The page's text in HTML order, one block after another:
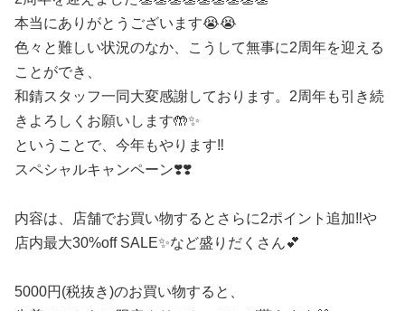
本当にありがとうございます😭😭
色々と難しい状況のなか、こうして無事に2周年を迎える
ことができ、
和錆スタッフ一同大変感謝しております。2周年も引き続
きよろしくお願いします🤲✨
ということで、今年もやります‼️
スペシャルキャンペーン❣️❣️
内容は、店舗でお買い物するとさらに2ポイント追加‼️や
店内最大30%off SALE✨など盛りだくさん💕
5000円(税抜き)のお買い物すると、